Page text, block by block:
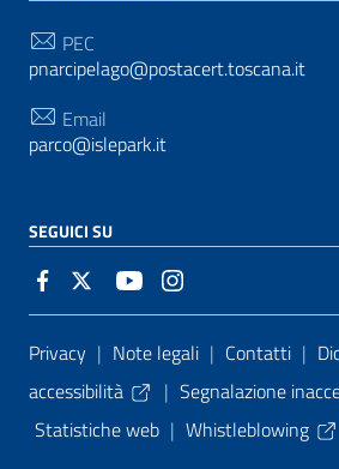
PEC
pnarcipelago@postacert.toscana.it
Email
parco@islepark.it
SEGUICI SU
Sezione Link Utili
Privacy | Note legali | Contatti |
accessibilità
| Segnalazione
Statistiche web | Whistleblowing